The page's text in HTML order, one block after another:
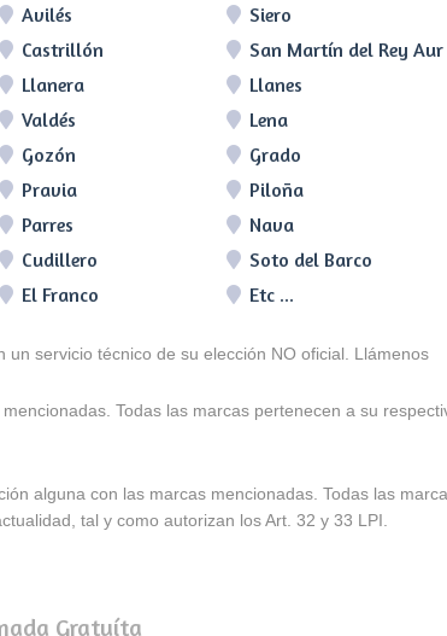
Avilés
Siero
Castrillón
San Martín del Rey
Llanera
Llanes
Valdés
Lena
Gozón
Grado
Pravia
Piloña
Parres
Nava
Cudillero
Soto del Barco
El Franco Etc ...
servicio técnico de su elección NO oficial. Llámenos
Todas las marcas pertenecen a su
alguna con las marcas mencionadas. Todas las
tal y como autorizan los Art. 32 y 33 LPI.
Gratuíta